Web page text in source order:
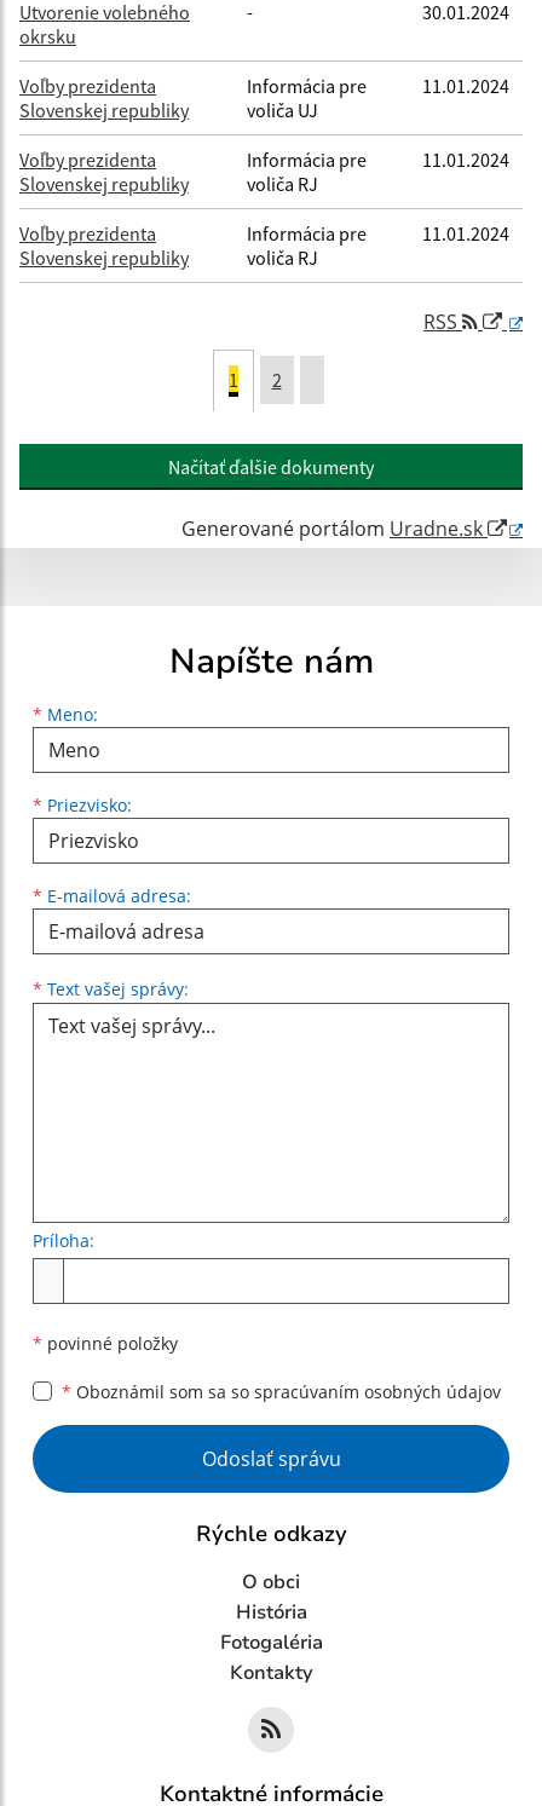
Utvorenie volebného
okrsku
- 30.01.2024
Voľby prezidenta
Slovenskej republiky
Informácia pre
voliča UJ
11.01.2024
Voľby prezidenta
Slovenskej republiky
Informácia pre
voliča RJ
11.01.2024
Voľby prezidenta
Slovenskej republiky
Informácia pre
voliča RJ
11.01.2024
RSS
1 2
Načítať ďalšie dokumenty
Generované portálom Uradne.sk
Napíšte nám
* Meno:
Meno
* Priezvisko:
Priezvisko
* E-mailová adresa:
E-mailová adresa
* Text vašej správy:
Príloha:
* povinné položky
* Oboznámil som sa so spracúvaním osobných údajov
Google reCaptcha Response
Odoslať správu
Rýchle odkazy
O obci
História
Fotogaléria
Kontakty
Kontaktné informácie